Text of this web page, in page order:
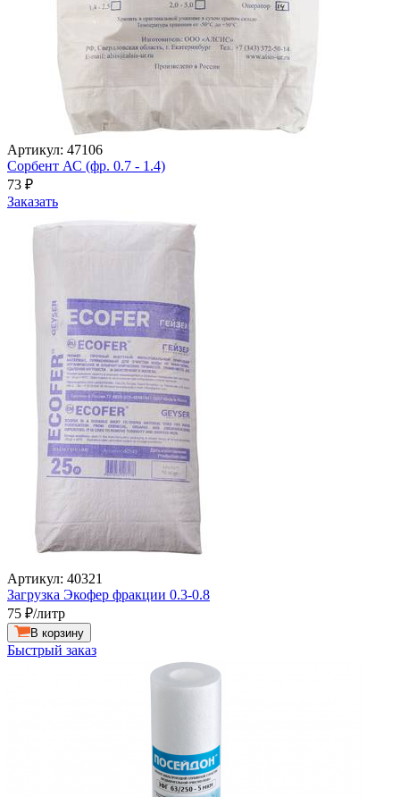
Артикул: 47106
Сорбент АС (фр. 0.7 - 1.4)
73 ₽
Заказать
Артикул: 40321
Загрузка Экофер фракции 0.3-0.8
75 ₽/литр
В корзину
Быстрый заказ